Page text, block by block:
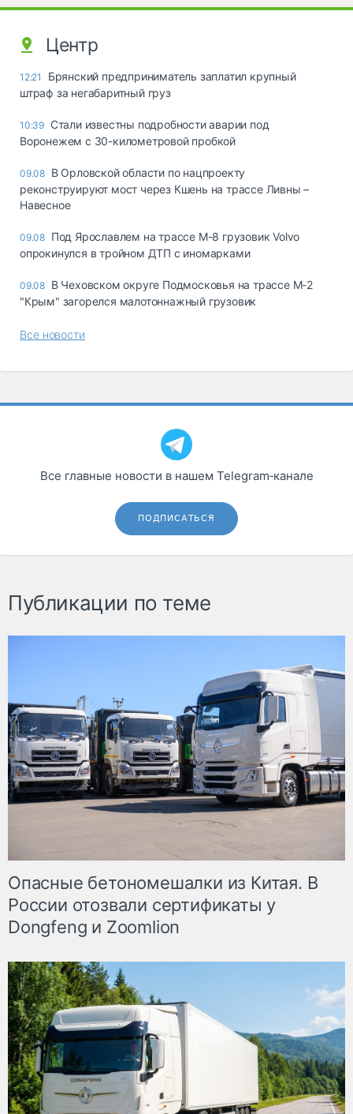
Центр
12:21
Брянский предприниматель заплатил крупный
штраф за негабаритный груз
10:39 Стали известны подробности аварии под
Воронежем с 30-километровой пробкой
09.08 В Орловской области по нацпроекту
реконструируют мост через Кшень на трассе Ливны –
Навесное
09.08 Под Ярославлем на трассе М-8 грузовик Volvo
опрокинулся в тройном ДТП с иномарками
09.08 В Чеховском округе Подмосковья на трассе М-2
"Крым" загорелся малотоннажный грузовик
Все новости
Все главные новости в нашем Telegram‑канале
ПОДПИСАТЬСЯ
Публикации по теме
Опасные бетономешалки из Китая. В
России отозвали сертификаты у
Dongfeng и Zoomlion